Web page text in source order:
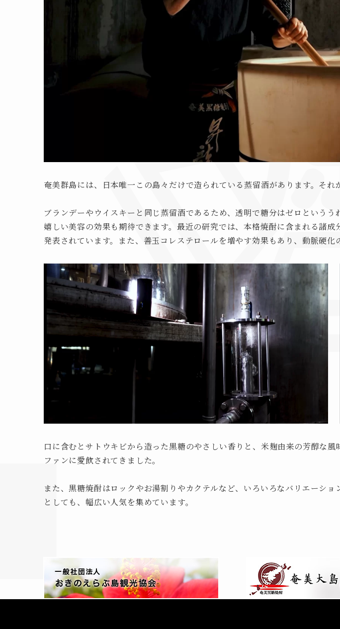
奄美群島には、日本唯一この島々だけで造られている蒸留酒があります。それ
ブランデーやウイスキーと同じ蒸留酒であるため、透明で糖分はゼロという
嬉しい美容の効果も期待できます。最近の研究では、本格焼酎に含まれる諸
発表されています。また、善玉コレステロールを増やす効果もあり、動脈硬化
口に含むとサトウキビから造った黒糖のやさしい香りと、米麹由来の芳醇な
ファンに愛飲されてきました。
また、黒糖焼酎はロックやお湯割りやカクテルなど、いろいろなバリエーシ
としても、幅広い人気を集めています。